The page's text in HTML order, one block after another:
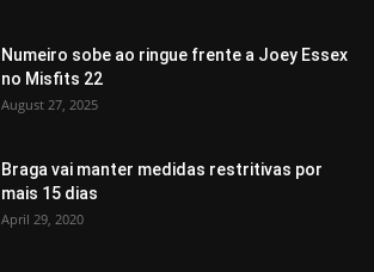
Numeiro sobe ao ringue frente a Joey Essex
no Misfits 22
August 27, 2025
Braga vai manter medidas restritivas por
mais 15 dias
April 29, 2020